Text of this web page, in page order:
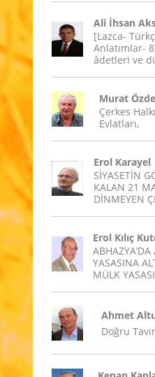
Ali İhsan
[Lazca-
Anlatımlar-
âdetleri ve
Murat
Çerkes
Evlatları,
Erol Karayel
SİYASETİN
KALAN 21
DİNMEYEN
Erol Kılıç
YASASINA
MÜLK
Ahmet
Doğru